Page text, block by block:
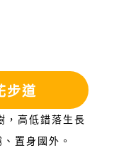
步道
，高低錯落生長
置身國外。